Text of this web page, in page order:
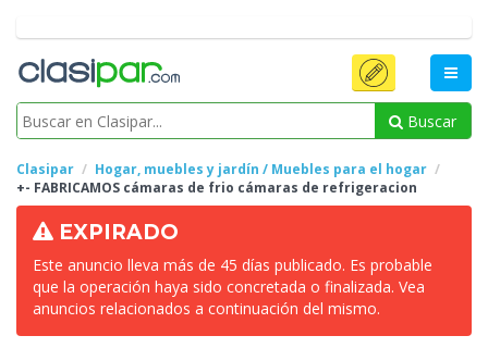
Buscar
Clasipar
Hogar, muebles y jardín / Muebles para el hogar
+- FABRICAMOS cámaras de frio cámaras de refrigeracion
EXPIRADO
Este anuncio lleva más de 45 días publicado. Es probable
que la operación haya sido concretada o finalizada. Vea
anuncios relacionados a continuación del mismo.